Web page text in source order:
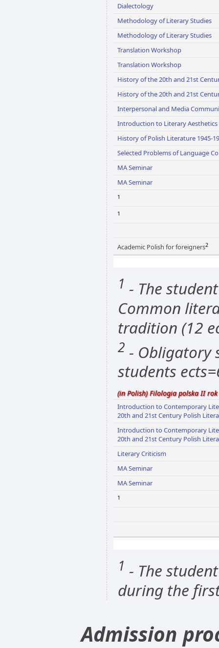
Dialectology
Methodology of Literary Studies
Methodology of Literary Studies
Translation Workshop
Translation Workshop
History of the 20th and 21st
History of the 20th and 21st
Interpersonal and Media
Introduction to Literary Aesthetics
History of Polish Literature 1945-
Selected Problems of Language
MA Seminar
MA Seminar
1
1
Academic Polish for foreigners2
1 - The
Common
tradition (12
2 - Obligatory
students
(in Polish) Filologia polska II rok
Introduction to Contemporary
20th and 21st Century Polish
Introduction to Contemporary
20th and 21st Century Polish
Literary Criticism
MA Seminar
MA Seminar
1
1 - The
during the
Admission